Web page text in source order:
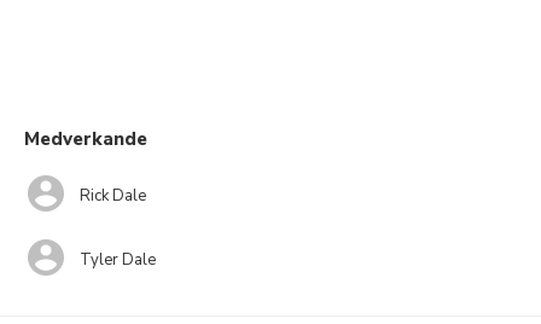
Medverkande
Rick Dale
Tyler Dale